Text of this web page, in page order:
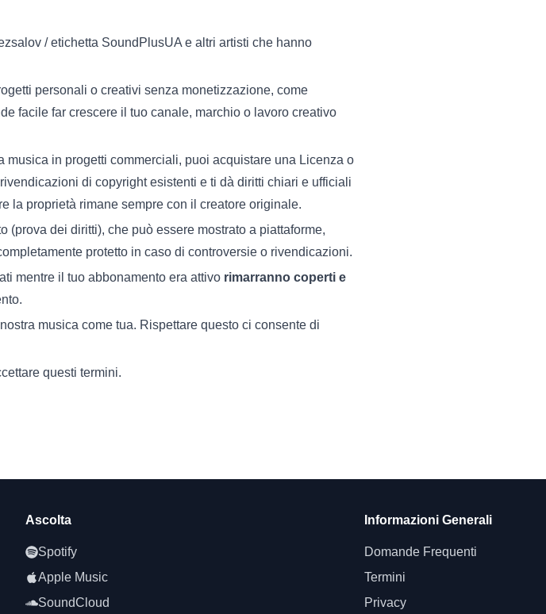
/ etichetta SoundPlusUA e altri artisti che hanno
personali o creativi senza monetizzazione, come
facile far crescere il tuo canale, marchio o lavoro creativo
in progetti commerciali, puoi acquistare una Licenza o
di copyright esistenti e ti dà diritti chiari e ufficiali
la proprietà rimane sempre con il creatore originale.
dei diritti), che può essere mostrato a piattaforme,
protetto in caso di controversie o rivendicazioni.
mentre il tuo abbonamento era attivo rimarranno coperti e
musica come tua. Rispettare questo ci consente di
questi termini.
Ascolta
Spotify
Apple Music
SoundCloud
Informazioni Generali
Domande Frequenti
Termini
Privacy